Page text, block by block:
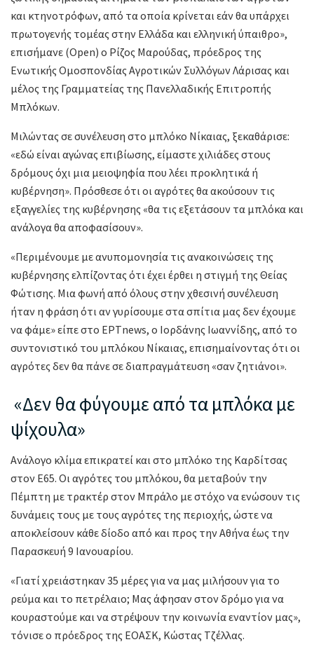
και κτηνοτρόφων, από τα οποία κρίνεται εάν θα υπάρχει
πρωτογενής τομέας στην Ελλάδα και ελληνική ύπαιθρο»,
επισήμανε (Open) ο Ρίζος Μαρούδας, πρόεδρος της
Ενωτικής Ομοσπονδίας Αγροτικών Συλλόγων Λάρισας και
μέλος της Γραμματείας της Πανελλαδικής Επιτροπής
Μπλόκων.
Μιλώντας σε συνέλευση στο μπλόκο Νίκαιας, ξεκαθάρισε:
«εδώ είναι αγώνας επιβίωσης, είμαστε χιλιάδες στους
δρόμους όχι μια μειοψηφία που λέει προκλητικά ή
κυβέρνηση». Πρόσθεσε ότι οι αγρότες θα ακούσουν τις
εξαγγελίες της κυβέρνησης «θα τις εξετάσουν τα μπλόκα και
ανάλογα θα αποφασίσουν».
«Περιμένουμε με ανυπομονησία τις ανακοινώσεις της
κυβέρνησης ελπίζοντας ότι έχει έρθει η στιγμή της Θείας
Φώτισης. Μια φωνή από όλους στην χθεσινή συνέλευση
ήταν η φράση ότι αν γυρίσουμε στα σπίτια μας δεν έχουμε
να φάμε» είπε στο ΕΡΤnews, o Iορδάνης Ιωαννίδης, από το
συντονιστικό του μπλόκου Νίκαιας, επισημαίνοντας ότι οι
αγρότες δεν θα πάνε σε διαπραγμάτευση «σαν ζητιάνοι».
«Δεν θα φύγουμε από τα μπλόκα με
ψίχουλα»
Ανάλογο κλίμα επικρατεί και στο μπλόκο της Καρδίτσας
στον Ε65. Οι αγρότες του μπλόκου, θα μεταβούν την
Πέμπτη με τρακτέρ στον Μπράλο με στόχο να ενώσουν τις
δυνάμεις τους με τους αγρότες της περιοχής, ώστε να
αποκλείσουν κάθε δίοδο από και προς την Αθήνα έως την
Παρασκευή 9 Ιανουαρίου.
«Γιατί χρειάστηκαν 35 μέρες για να μας μιλήσουν για το
ρεύμα και το πετρέλαιο; Μας άφησαν στον δρόμο για να
κουραστούμε και να στρέψουν την κοινωνία εναντίον μας»,
τόνισε ο πρόεδρος της ΕΟΑΣΚ, Κώστας Τζέλλας.